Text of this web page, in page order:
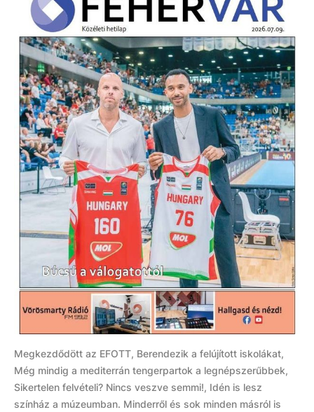
Megkezdődött az EFOTT, Berendezik a felújított iskolákat,
Még mindig a mediterrán tengerpartok a legnépszerűbbek,
Sikertelen felvételi? Nincs veszve semmi!, Idén is lesz
színház a múzeumban. Minderről és sok minden másról is